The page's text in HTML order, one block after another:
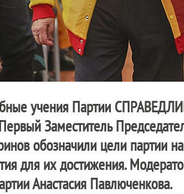
учения Партии
Заместитель
обозначили цели
для их достижения.
Анастасия Павлюченкова.